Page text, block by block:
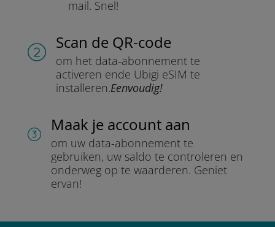
mail. Snel!
Scan de QR-code
om het data-abonnement te
activeren ende Ubigi eSIM te
installeren.Eenvoudig!
Maak je account aan
om uw data-abonnement te
gebruiken, uw saldo te controleren en
onderweg op te waarderen. Geniet
ervan!